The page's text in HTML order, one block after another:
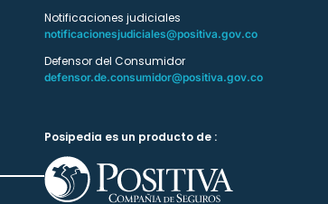
Notificaciones judiciales
notificacionesjudiciales@positiva.gov.co
Defensor del Consumidor
defensor.de.consumidor@positiva.gov.co
Posipedia es un producto de :